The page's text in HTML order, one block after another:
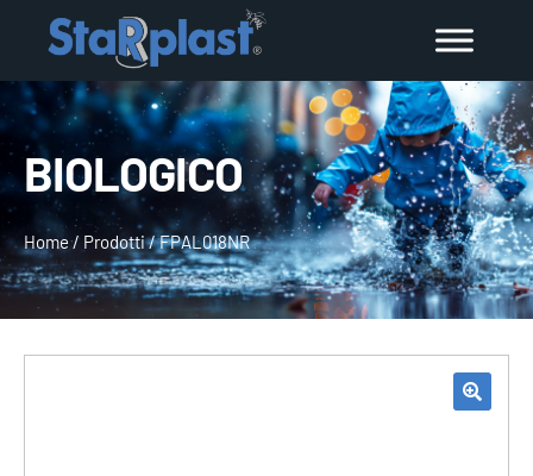
BIOLOGICO
Home/ Prodotti/FPAL018NR